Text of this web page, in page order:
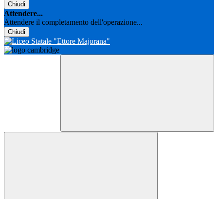
Chiudi
Attendere...
Attendere il completamento dell'operazione...
Chiudi